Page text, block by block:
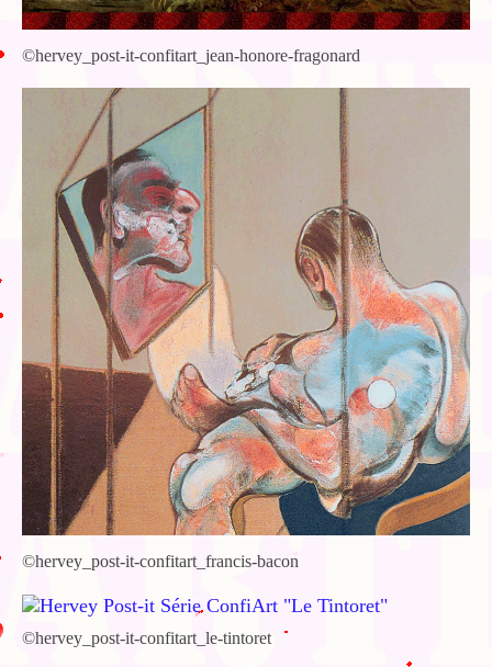
©hervey_post-it-confitart_jean-honore-fragonard
©hervey_post-it-confitart_francis-bacon
©hervey_post-it-confitart_le-tintoret